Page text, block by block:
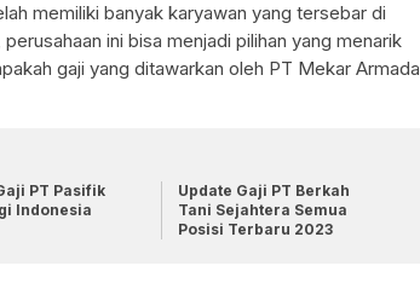
memiliki banyak karyawan yang tersebar di
ini bisa menjadi pilihan yang menarik
gaji yang ditawarkan oleh PT Mekar Armada
PT Pasifik
Indonesia
Update Gaji PT Berkah
Tani Sejahtera Semua
Posisi Terbaru 2023